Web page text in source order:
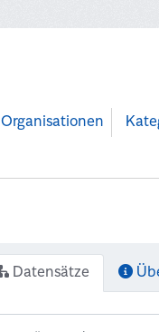
Organisationen
Datensätze